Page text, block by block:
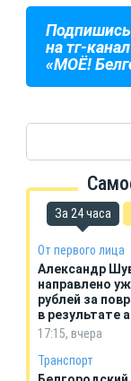
Подпишись
на тг-канал
«МОЁ!
ГОРОСКОП
НА
ПОГОДА
В
За 24 часа
От первого лица
Александр
направлено
рублей за
в результате
17:15, вчера
Транспорт